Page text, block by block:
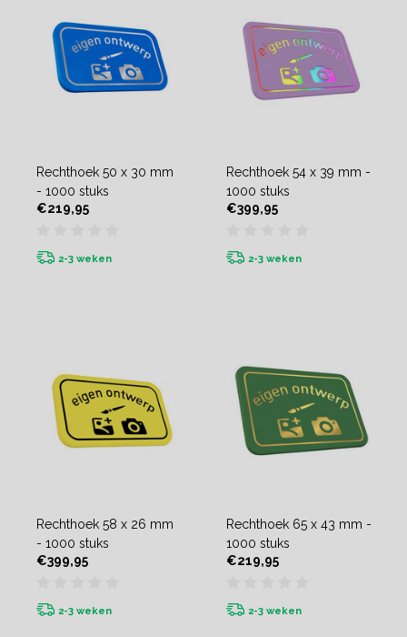
Rechthoek 50 x 30 mm
- 1000 stuks
€219,95
2-3 weken
Rechthoek 54 x 39 mm -
1000 stuks
€399,95
2-3 weken
Rechthoek 58 x 26 mm
- 1000 stuks
€399,95
2-3 weken
Rechthoek 65 x 43 mm -
1000 stuks
€219,95
2-3 weken